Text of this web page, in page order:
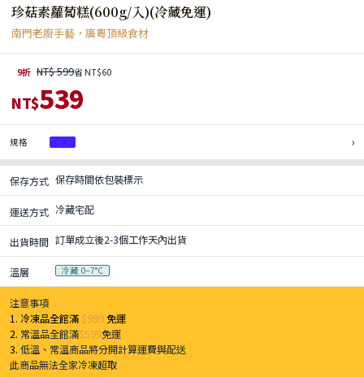
珍菇素蘿蔔糕(600g/入)(冷藏免運)
南門老廚手藝，廣粵頂級食材
9折 NT$ 599省 NT$60
NT$539
規格 ›
保存方式 保存時間依包裝標示
運送方式 冷藏宅配
出貨時間 訂單成立後2-3個工作天內出貨
溫層 冷藏 0–7°C
注意事項
1. 冷凍品全館滿 $999免運
2. 常溫品全館滿$599免運
3.低溫、常溫商品將分開計算運費與配送
此商品無法全家冷凍超取